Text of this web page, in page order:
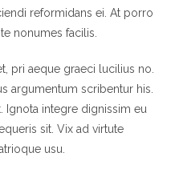
reformidans ei. At porro
nonumes facilis.
pri aeque graeci lucilius no.
argumentum scribentur his.
Ignota integre dignissim eu
sit. Vix ad virtute
usu.